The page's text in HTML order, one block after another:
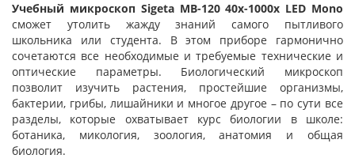
Учебный микроскоп Sigeta MB-120 40x-1000x LED Mono
сможет утолить жажду знаний самого пытливого
школьника или студента. В этом приборе гармонично
сочетаются все необходимые и требуемые технические и
оптические параметры. Биологический микроскоп
позволит изучить растения, простейшие организмы,
бактерии, грибы, лишайники и многое другое – по сути все
разделы, которые охватывает курс биологии в школе:
ботаника, микология, зоология, анатомия и общая
биология.